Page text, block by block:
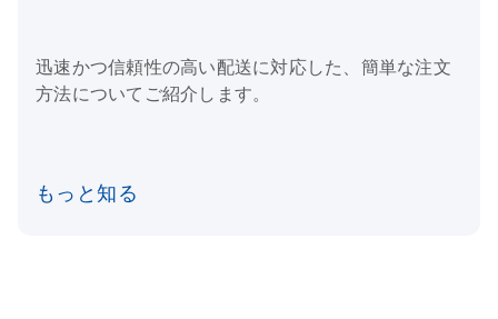
迅速かつ信頼性の高い配送に対応した、簡単な注文
方法についてご紹介します。
もっと知る